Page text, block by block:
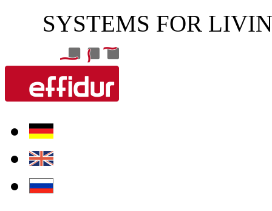
SYSTEMS FOR